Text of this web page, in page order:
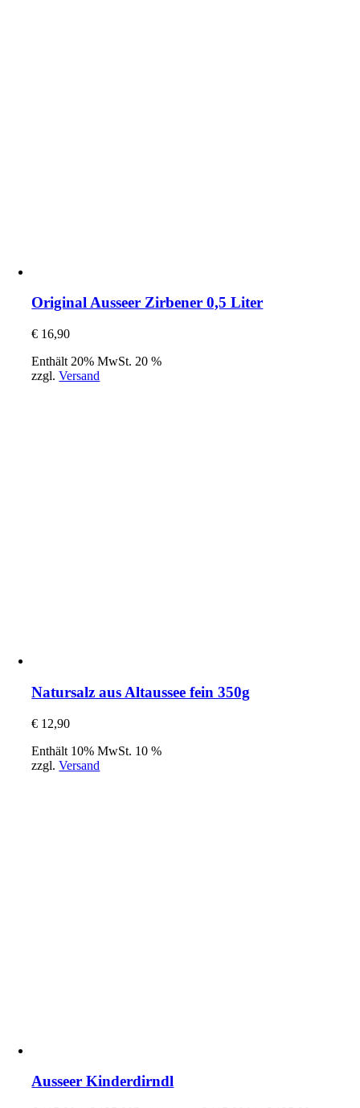
Original Ausseer Zirbener 0,5 Liter
€ 16,90
Enthält 20% MwSt. 20 %
zzgl.Versand
Natursalz aus Altaussee fein 350g
€ 12,90
Enthält 10% MwSt. 10 %
zzgl.Versand
Ausseer Kinderdirndl